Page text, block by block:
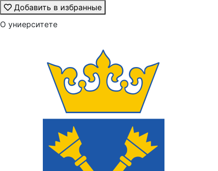
Добавить в избранные
О униерситете